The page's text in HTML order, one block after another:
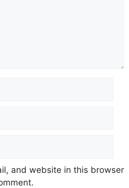
and website in this browser